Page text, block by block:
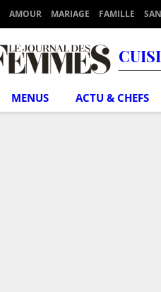
AMOUR MARIAGE FAMILLE
MENUS ACTU & CHEFS